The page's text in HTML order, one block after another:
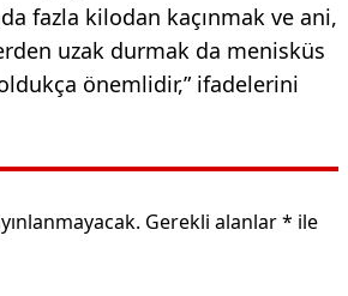
fazla kilodan kaçınmak ve ani,
uzak durmak da menisküs
oldukça önemlidir,” ifadelerini
Gerekli alanlar* ile